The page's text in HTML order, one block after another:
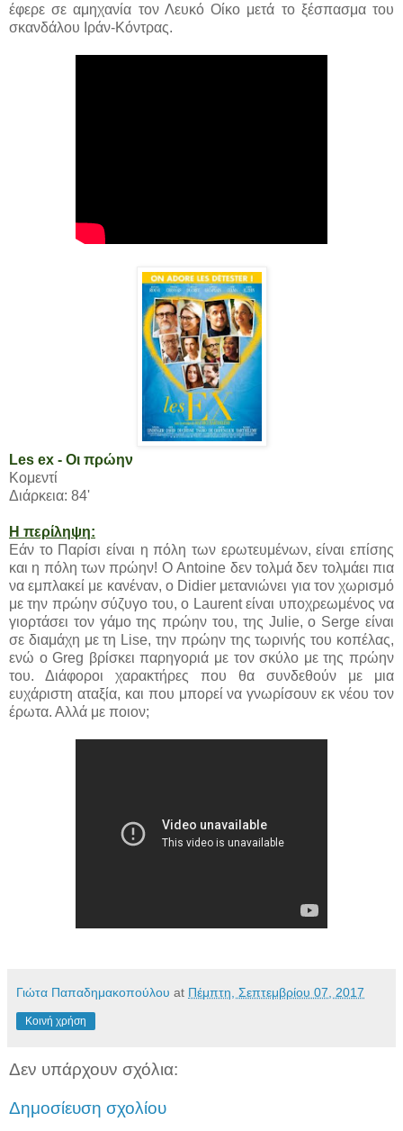
έφερε σε αμηχανία τον Λευκό Οίκο μετά το ξέσπασμα του
σκανδάλου Ιράν-Κόντρας.
Les ex - Οι πρώην
Κομεντί
Διάρκεια: 84'
Η περίληψη:
Εάν το Παρίσι είναι η πόλη των ερωτευμένων, είναι επίσης
και η πόλη των πρώην! Ο Antoine δεν τολμά δεν τολμάει πια
να εμπλακεί με κανέναν, ο Didier μετανιώνει για τον χωρισμό
με την πρώην σύζυγο του, ο Laurent είναι υποχρεωμένος να
γιορτάσει τον γάμο της πρώην του, της Julie, ο Serge είναι
σε διαμάχη με τη Lise, την πρώην της τωρινής του κοπέλας,
ενώ ο Greg βρίσκει παρηγοριά με τον σκύλο με της πρώην
του. Διάφοροι χαρακτήρες που θα συνδεθούν με μια
ευχάριστη αταξία, και που μπορεί να γνωρίσουν εκ νέου τον
έρωτα. Αλλά με ποιον;
Γιώτα Παπαδημακοπούλου at Πέμπτη, Σεπτεμβρίου 07, 2017
Κοινή χρήση
Δεν υπάρχουν σχόλια:
Δημοσίευση σχολίου